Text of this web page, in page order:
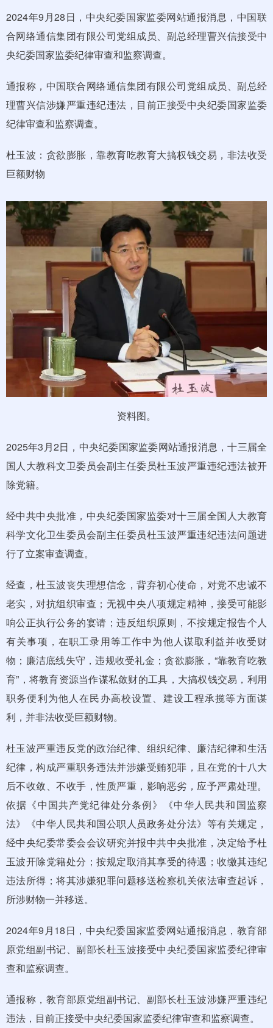
2024年9月28日，中央纪委国家监委网站通报消息，中国联
合网络通信集团有限公司党组成员、副总经理曹兴信接受中
央纪委国家监委纪律审查和监察调查。
通报称，中国联合网络通信集团有限公司党组成员、副总经
理曹兴信涉嫌严重违纪违法，目前正接受中央纪委国家监委
纪律审查和监察调查。
杜玉波：贪欲膨胀，靠教育吃教育大搞权钱交易，非法收受
巨额财物
资料图。
2025年3月2日，中央纪委国家监委网站通报消息，十三届全
国人大教科文卫委员会副主任委员杜玉波严重违纪违法被开
除党籍。
经中共中央批准，中央纪委国家监委对十三届全国人大教育
科学文化卫生委员会副主任委员杜玉波严重违纪违法问题进
行了立案审查调查。
经查，杜玉波丧失理想信念，背弃初心使命，对党不忠诚不
老实，对抗组织审查；无视中央八项规定精神，接受可能影
响公正执行公务的宴请；违反组织原则，不按规定报告个人
有关事项，在职工录用等工作中为他人谋取利益并收受财
物；廉洁底线失守，违规收受礼金；贪欲膨胀，“靠教育吃教
育”，将教育资源当作谋私敛财的工具，大搞权钱交易，利用
职务便利为他人在民办高校设置、建设工程承揽等方面谋
利，并非法收受巨额财物。
杜玉波严重违反党的政治纪律、组织纪律、廉洁纪律和生活
纪律，构成严重职务违法并涉嫌受贿犯罪，且在党的十八大
后不收敛、不收手，性质严重，影响恶劣，应予严肃处理。
依据《中国共产党纪律处分条例》《中华人民共和国监察
法》《中华人民共和国公职人员政务处分法》等有关规定，
经中央纪委常委会会议研究并报中共中央批准，决定给予杜
玉波开除党籍处分；按规定取消其享受的待遇；收缴其违纪
违法所得；将其涉嫌犯罪问题移送检察机关依法审查起诉，
所涉财物一并移送。
2024年9月18日，中央纪委国家监委网站通报消息，教育部
原党组副书记、副部长杜玉波接受中央纪委国家监委纪律审
查和监察调查。
通报称，教育部原党组副书记、副部长杜玉波涉嫌严重违纪
违法，目前正接受中央纪委国家监委纪律审查和监察调查。